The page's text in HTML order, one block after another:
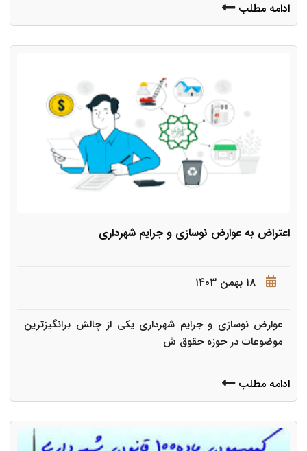
ادامه مطلب
اعتراض به عوارض نوسازی و جرایم شهرداری
۱۸ بهمن ۱۴۰۳
عوارض نوسازی و جرایم شهرداری یکی از چالش برانگیزترین
موضوعات در حوزه حقوق ش
ادامه مطلب